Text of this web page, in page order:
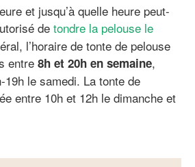
et jusqu’à quelle heure peut-
de tondre la pelouse le
l’horaire de tonte de pelouse
entre 8h et 20h en semaine,
19h le samedi. La tonte de
entre 10h et 12h le dimanche et